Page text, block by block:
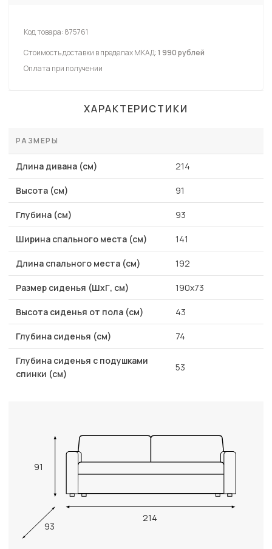
Код товара: 875761
Стоимость доставки в пределах МКАД:1 990 рублей
Оплата при получении
ХАРАКТЕРИСТИКИ
РАЗМЕРЫ
Длина дивана (см) 214
Высота (см) 91
Глубина (см) 93
Ширина спального места (см) 141
Длина спального места (см) 192
Размер сиденья (ШхГ, см) 190х73
Высота сиденья от пола (см) 43
Глубина сиденья (см) 74
Глубина сиденья с подушками
спинки (см)
53
91
214
93